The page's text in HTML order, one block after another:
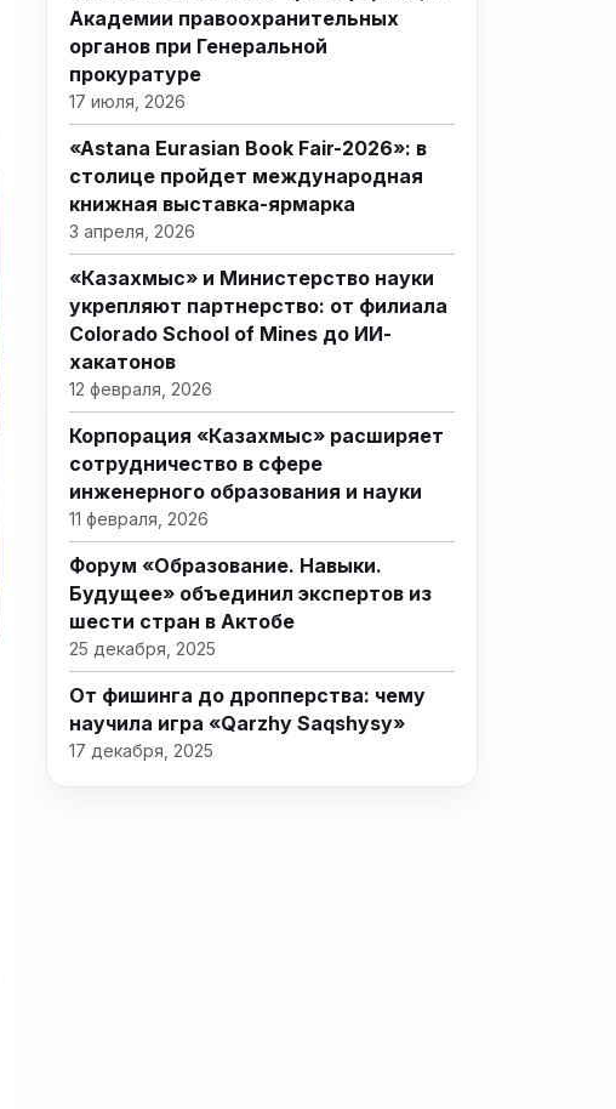
Академии правоохранительных
органов при Генеральной
прокуратуре
17 июля, 2026
«Astana Eurasian Book Fair-2026»: в
столице пройдет международная
книжная выставка-ярмарка
3 апреля, 2026
«Казахмыс» и Министерство науки
укрепляют партнерство: от филиала
Colorado School of Mines до ИИ-
хакатонов
12 февраля, 2026
Корпорация «Казахмыс» расширяет
сотрудничество в сфере
инженерного образования и науки
11 февраля, 2026
Форум «Образование. Навыки.
Будущее» объединил экспертов из
шести стран в Актобе
25 декабря, 2025
От фишинга до дропперства: чему
научила игра «Qarzhy Saqshysy»
17 декабря, 2025